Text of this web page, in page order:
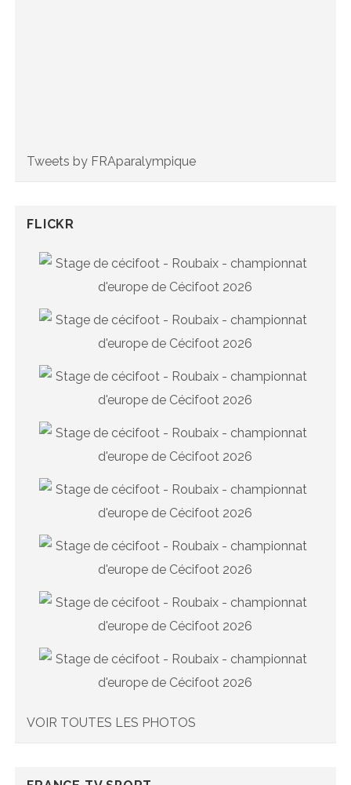
Tweets by FRAparalympique
FLICKR
VOIR TOUTES LES PHOTOS